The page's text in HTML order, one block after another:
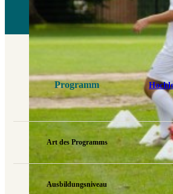
Exzellentes europäisches Fußballtraining. Ein
Programm
Art des Programms
Ausbildungsniveau